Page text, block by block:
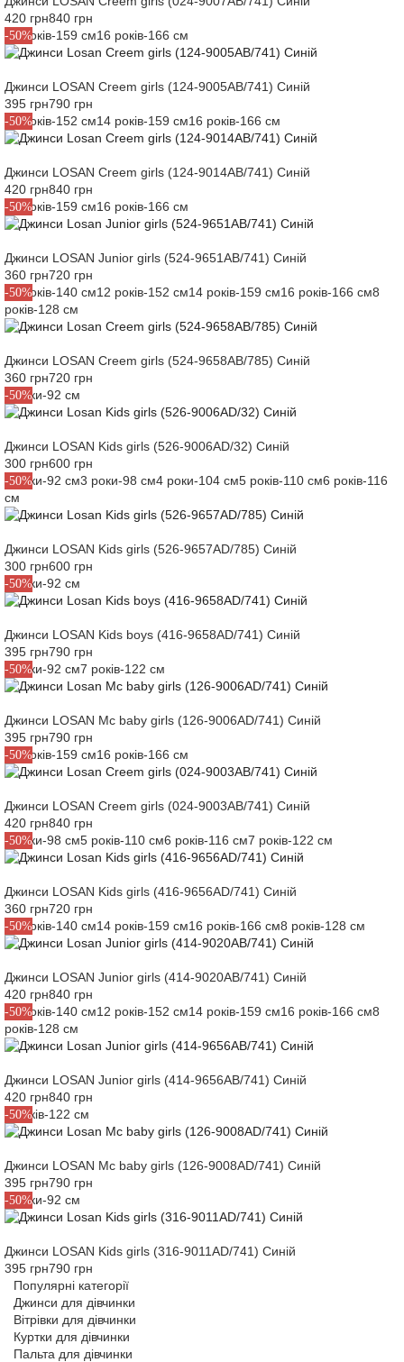
420 грн840 грн
-50%
14 років-159 см16 років-166 см
Джинси LOSAN Creem girls (124-9005AB/741) Синій
395 грн790 грн
-50%
12 років-152 см14 років-159 см16 років-166 см
Джинси LOSAN Creem girls (124-9014AB/741) Синій
420 грн840 грн
-50%
14 років-159 см16 років-166 см
Джинси LOSAN Junior girls (524-9651AB/741) Синій
360 грн720 грн
-50%
10 років-140 см12 років-152 см14 років-159 см16 років-166 см8
років-128 см
Джинси LOSAN Creem girls (524-9658AB/785) Синій
360 грн720 грн
-50%
2 роки-92 см
Джинси LOSAN Kids girls (526-9006AD/32) Синій
300 грн600 грн
-50%
2 роки-92 см3 роки-98 см4 роки-104 см5 років-110 см6 років-116
см
Джинси LOSAN Kids girls (526-9657AD/785) Синій
300 грн600 грн
-50%
2 роки-92 см
Джинси LOSAN Kids boys (416-9658AD/741) Синій
395 грн790 грн
-50%
2 роки-92 см7 років-122 см
Джинси LOSAN Mc baby girls (126-9006AD/741) Синій
395 грн790 грн
-50%
14 років-159 см16 років-166 см
Джинси LOSAN Creem girls (024-9003AB/741) Синій
420 грн840 грн
-50%
3 роки-98 см5 років-110 см6 років-116 см7 років-122 см
Джинси LOSAN Kids girls (416-9656AD/741) Синій
360 грн720 грн
-50%
10 років-140 см14 років-159 см16 років-166 см8 років-128 см
Джинси LOSAN Junior girls (414-9020AB/741) Синій
420 грн840 грн
-50%
10 років-140 см12 років-152 см14 років-159 см16 років-166 см8
років-128 см
Джинси LOSAN Junior girls (414-9656AB/741) Синій
420 грн840 грн
-50%
7 років-122 см
Джинси LOSAN Mc baby girls (126-9008AD/741) Синій
395 грн790 грн
-50%
2 роки-92 см
Джинси LOSAN Kids girls (316-9011AD/741) Синій
395 грн790 грн
Популярні категорії
Джинси для дівчинки
Вітрівки для дівчинки
Куртки для дівчинки
Пальта для дівчинки